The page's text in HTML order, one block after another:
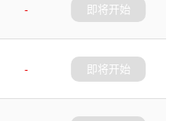
-
即将开始
-
即将开始